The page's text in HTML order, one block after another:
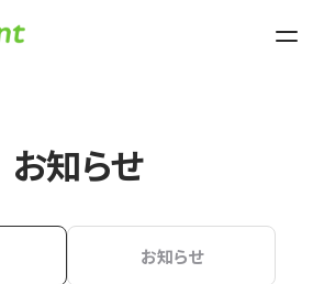
お知らせ
お知らせ